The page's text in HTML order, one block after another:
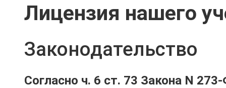
Лицензия нашего
Законодательство
Согласно ч. 6 ст. 73 Закона N